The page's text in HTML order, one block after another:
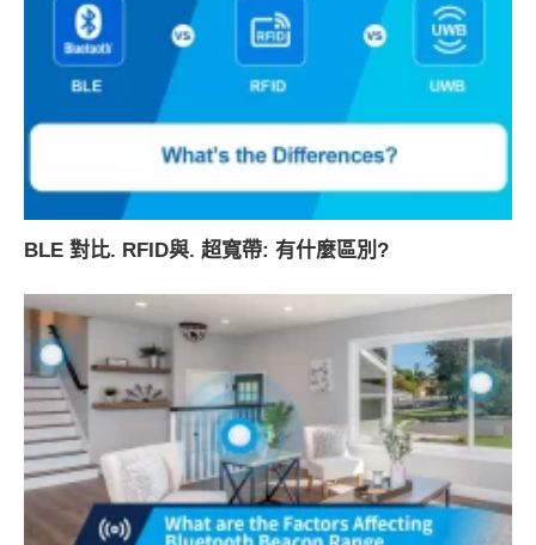
BLE 對比. RFID與. 超寬帶: 有什麼區別?